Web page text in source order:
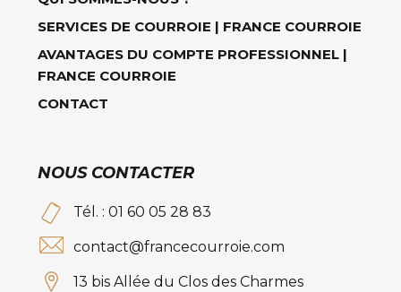
SERVICES DE COURROIE | FRANCE COURROIE
AVANTAGES DU COMPTE PROFESSIONNEL |
FRANCE COURROIE
CONTACT
NOUS CONTACTER
Tél. : 01 60 05 28 83
contact@francecourroie.com
13 bis Allée du Clos des Charmes